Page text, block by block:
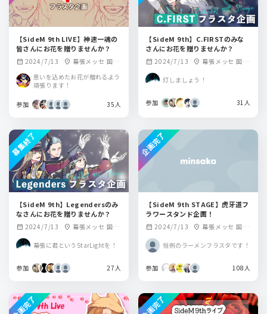
【SideM 9th LIVE】神速一魂の
皆さんにお花を贈りませんか？
calendar_month 2024/7/13 location_on 幕張メッセ 国際
思いを込めたお花が贈れるよう
頑張ります！
参加 35人
【SideM 9th】C.FIRSTのみな
さんにお花を贈りませんか？
calendar_month 2024/7/13 location_on 幕張メッセ 国際
灯しましょう！
参加 31人
【SideM 9th】Legendersのみ
なさんにお花を贈りませんか？
calendar_month 2024/7/13 location_on 幕張メッセ 国際
幕張に君というStarLightを！
参加 27人
募集終了
【SideM 9th STAGE】虎牙道フ
ラワースタンド企画！
calendar_month 2024/7/13 location_on 幕張メッセ 国際
恒例のラーメンフラスタです！
参加 108人
企画完了
企画完了 企画完了